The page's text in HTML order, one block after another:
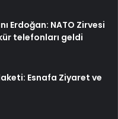
Erdoğan: NATO Zirvesi
telefonları geldi
Esnafa Ziyaret ve